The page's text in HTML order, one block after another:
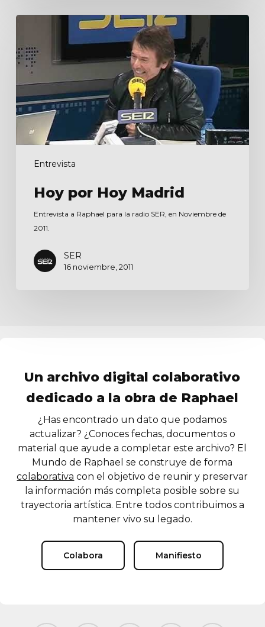
Entrevista
Hoy
Hoy
Madrid
Hoy por Hoy Madrid
Entrevista a Raphael para la radio SER, en Noviembre de
2011.
SER
16 noviembre, 2011
Un archivo digital colaborativo
dedicado a la obra de Raphael
¿Has encontrado un dato que podamos
actualizar? ¿Conoces fechas, documentos o
material que ayude a completar este archivo? El
Mundo de Raphael se construye de forma
colaborativa con el objetivo de reunir y preservar
la información más completa posible sobre su
trayectoria artística. Entre todos contribuimos a
mantener vivo su legado.
Colabora Manifiesto